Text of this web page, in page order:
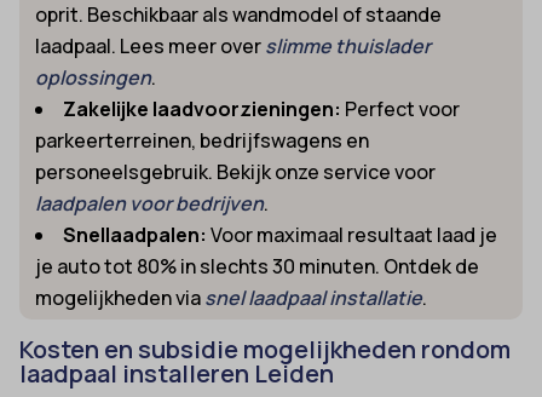
oprit. Beschikbaar als wandmodel of staande
laadpaal. Lees meer overslimme thuislader
oplossingen.
Zakelijke laadvoorzieningen: Perfect voor
parkeerterreinen, bedrijfswagens en
personeelsgebruik. Bekijk onze service voor
laadpalen voor bedrijven.
Snellaadpalen: Voor maximaal resultaat laad je
je auto tot 80% in slechts 30 minuten. Ontdek de
mogelijkheden viasnel laadpaal installatie.
Kosten en subsidie mogelijkheden rondom
laadpaal installeren Leiden